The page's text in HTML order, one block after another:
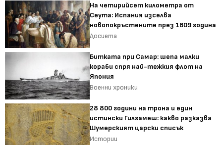
На четирийсет километра от
Сеута: Испания изселва
новопокръстените през 1609 година
Досиета
Битката при Самар: шепа малки
кораби спря най-тежкия флот на
Япония
Военни хроники
28 800 години на трона и един
истински Гилгамеш: какво разказва
Шумерският царски списък
Истории